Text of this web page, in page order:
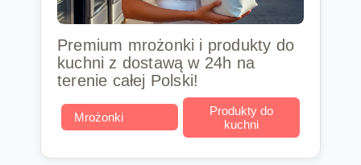
Premium mrożonki i produkty do
kuchni z dostawą w 24h na
terenie całej Polski!
Mrożonki
Produkty do
kuchni